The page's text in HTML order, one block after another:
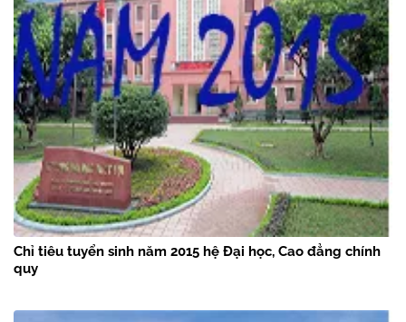
Chỉ tiêu tuyển sinh năm 2015 hệ Đại học, Cao đẳng chính
quy